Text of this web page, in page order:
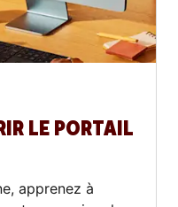
LE PORTAIL
apprenez à